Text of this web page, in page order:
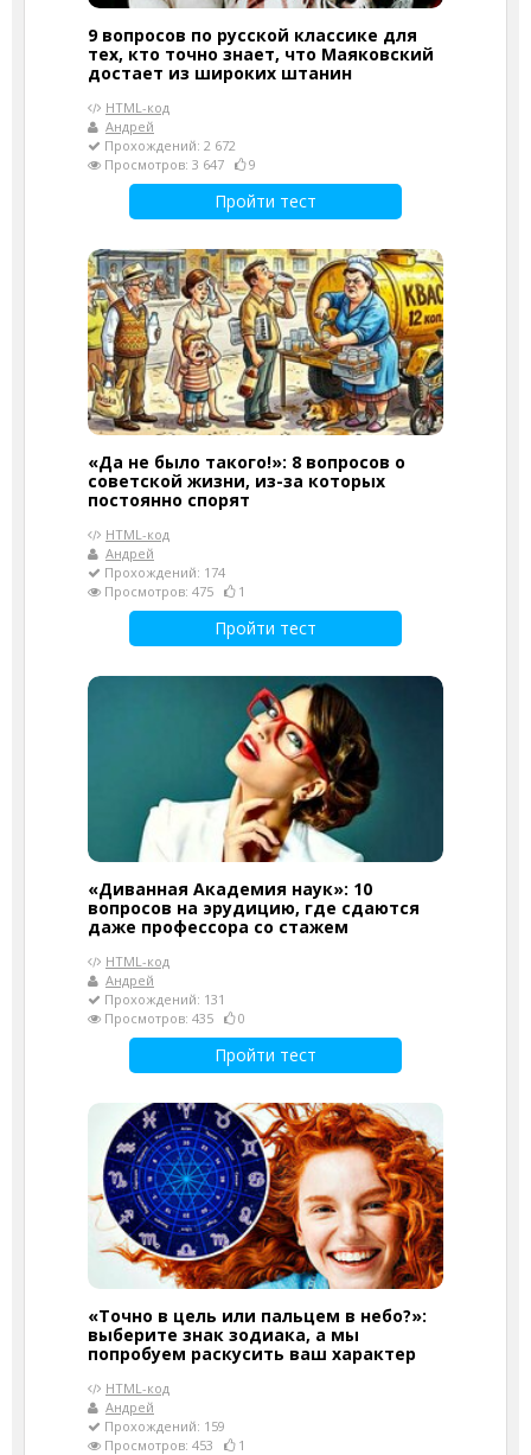
9 вопросов по русской классике для
тех, кто точно знает, что Маяковский
достает из широких штанин
HTML-код
Андрей
Прохождений: 2 672
Просмотров: 3 647
9
Пройти тест
«Да не было такого!»: 8 вопросов о
советской жизни, из-за которых
постоянно спорят
HTML-код
Андрей
Прохождений: 174
Просмотров: 475
1
Пройти тест
«Диванная Академия наук»: 10
вопросов на эрудицию, где сдаются
даже профессора со стажем
HTML-код
Андрей
Прохождений: 131
Просмотров: 435
0
Пройти тест
«Точно в цель или пальцем в небо?»:
выберите знак зодиака, а мы
попробуем раскусить ваш характер
HTML-код
Андрей
Прохождений: 159
Просмотров: 453
1